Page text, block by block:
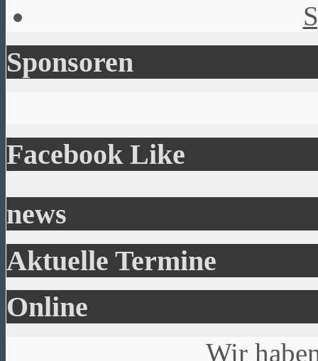
Sponsoren
Facebook Like
news
Aktuelle Termine
Online
Wir